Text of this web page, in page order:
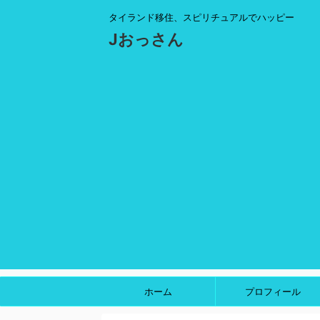
タイランド移住、スピリチュアルでハッピー
Jおっさん
ホーム プロフィール